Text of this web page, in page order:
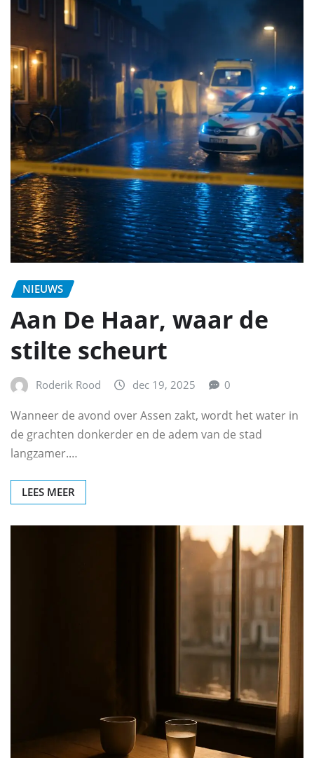
NIEUWS
Aan De Haar, waar de
stilte scheurt
Roderik Rood dec 19, 2025 0
Wanneer de avond over Assen zakt, wordt het water in
de grachten donkerder en de adem van de stad
langzamer.…
LEES MEER